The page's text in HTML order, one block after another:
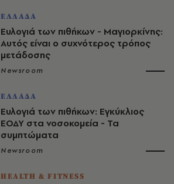
ΕΛΛΑΔΑ
Ευλογιά των πιθήκων - Μαγιορκίνης:
Αυτός είναι ο συχνότερος τρόπος
μετάδοσης
Newsroom
ΕΛΛΑΔΑ
Ευλογιά των πιθήκων: Εγκύκλιος
ΕΟΔΥ στα νοσοκομεία - Τα
συμπτώματα
Newsroom
HEALTH & FITNESS